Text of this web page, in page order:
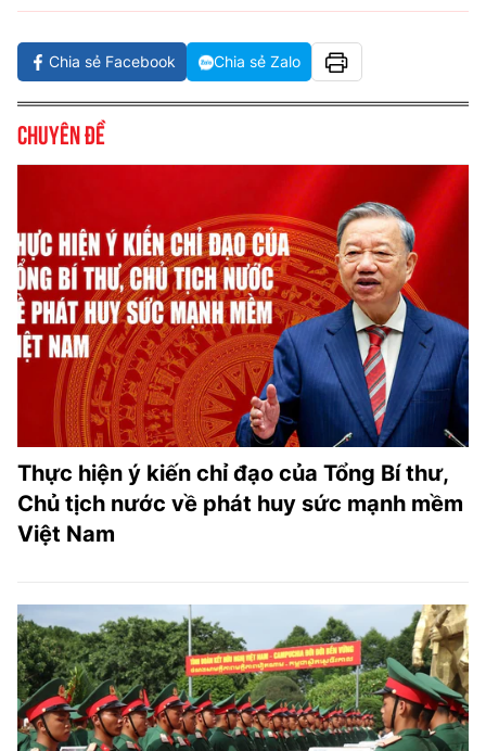
Chia sẻ Facebook Chia sẻ Zalo
Chuyên đề
Thực hiện ý kiến chỉ đạo của Tổng Bí thư,
Chủ tịch nước về phát huy sức mạnh mềm
Việt Nam